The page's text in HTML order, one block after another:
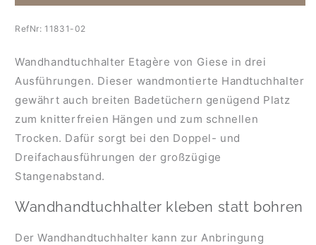
WandhandtuchhalterWandhandtuchhalter
RefNr:11831-02
Wandhandtuchhalter Etagère von Giese in drei
Ausführungen. Dieser wandmontierte Handtuchhalter
gewährt auch breiten Badetüchern genügend Platz
zum knitterfreien Hängen und zum schnellen
Trocken. Dafür sorgt bei den Doppel- und
Dreifachausführungen der großzügige
Stangenabstand.
Wandhandtuchhalter kleben statt bohren
Der Wandhandtuchhalter kann zur Anbringung